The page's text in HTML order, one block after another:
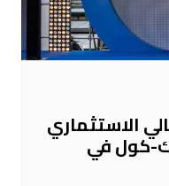
الاستثماري
كول في